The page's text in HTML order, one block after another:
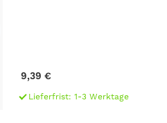
9,39 €
Lieferfrist: 1-3 Werktage